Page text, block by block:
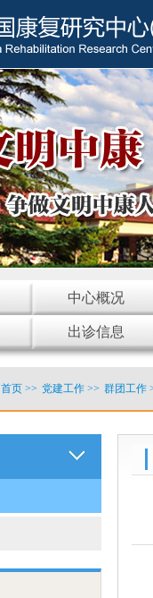
中心概况
出诊信息
首页>> 党建工作>> 群团工作